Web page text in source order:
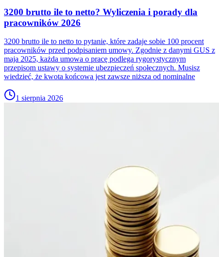
3200 brutto ile to netto? Wyliczenia i porady dla
pracowników 2026
3200 brutto ile to netto to pytanie, które zadaje sobie 100 procent
pracowników przed podpisaniem umowy. Zgodnie z danymi GUS z
maja 2025, każda umowa o pracę podlega rygorystycznym
przepisom ustawy o systemie ubezpieczeń społecznych. Musisz
wiedzieć, że kwota końcowa jest zawsze niższa od nominalne
1 sierpnia 2026